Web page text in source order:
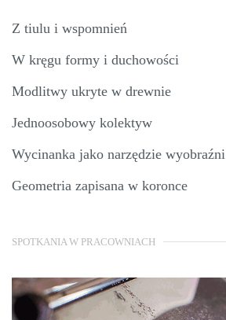
Z tiulu i wspomnień
W kręgu formy i duchowości
Modlitwy ukryte w drewnie
Jednoosobowy kolektyw
Wycinanka jako narzędzie wyobraźni
Geometria zapisana w koronce
SPOTKANIA W PRACOWNIACH